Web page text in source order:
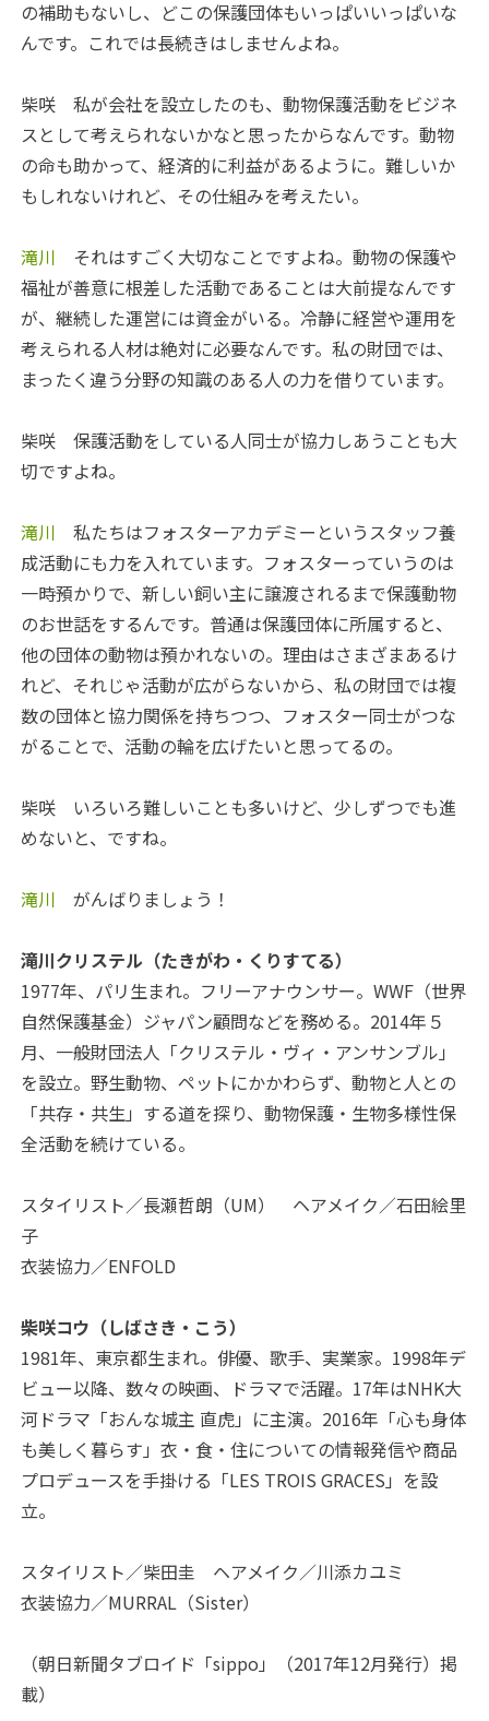
の補助もないし、どこの保護団体もいっぱいいっぱいな
んです。これでは長続きはしませんよね。
柴咲 私が会社を設立したのも、動物保護活動をビジネ
スとして考えられないかなと思ったからなんです。動物
の命も助かって、経済的に利益があるように。難しいか
もしれないけれど、その仕組みを考えたい。
滝川 それはすごく大切なことですよね。動物の保護や
福祉が善意に根差した活動であることは大前提なんです
が、継続した運営には資金がいる。冷静に経営や運用を
考えられる人材は絶対に必要なんです。私の財団では、
まったく違う分野の知識のある人の力を借りています。
柴咲 保護活動をしている人同士が協力しあうことも大
切ですよね。
滝川 私たちはフォスターアカデミーというスタッフ養
成活動にも力を入れています。フォスターっていうのは
一時預かりで、新しい飼い主に譲渡されるまで保護動物
のお世話をするんです。普通は保護団体に所属すると、
他の団体の動物は預かれないの。理由はさまざまあるけ
れど、それじゃ活動が広がらないから、私の財団では複
数の団体と協力関係を持ちつつ、フォスター同士がつな
がることで、活動の輪を広げたいと思ってるの。
柴咲 いろいろ難しいことも多いけど、少しずつでも進
めないと、ですね。
滝川 がんばりましょう！
滝川クリステル（たきがわ・くりすてる）
1977年、パリ生まれ。フリーアナウンサー。WWF（世界
自然保護基金）ジャパン顧問などを務める。2014年５
月、一般財団法人「クリステル・ヴィ・アンサンブル」
を設立。野生動物、ペットにかかわらず、動物と人との
「共存・共生」する道を探り、動物保護・生物多様性保
全活動を続けている。
スタイリスト／長瀬哲朗（UM） ヘアメイク／石田絵里
子
衣装協力／ENFOLD
柴咲コウ（しばさき・こう）
1981年、東京都生まれ。俳優、歌手、実業家。1998年デ
ビュー以降、数々の映画、ドラマで活躍。17年はNHK大
河ドラマ「おんな城主 直虎」に主演。2016年「心も身体
も美しく暮らす」衣・食・住についての情報発信や商品
プロデュースを手掛ける「LES TROIS GRACES」を設
立。
スタイリスト／柴田圭 ヘアメイク／川添カユミ
衣装協力／MURRAL（Sister）
（朝日新聞タブロイド「sippo」（2017年12月発行）掲
載）